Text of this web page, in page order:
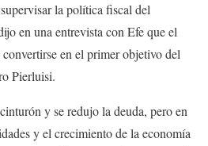
la política fiscal del
en una entrevista con Efe que el
en el primer objetivo del
Pierluisi.
y se redujo la deuda, pero en
y el crecimiento de la economía